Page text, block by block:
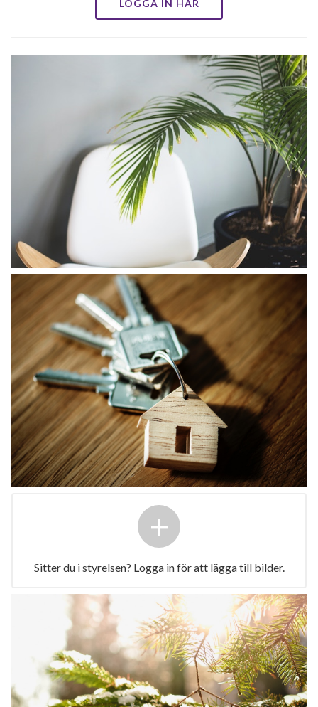
LOGGA IN HÄR
+
Sitter du i styrelsen? Logga in för att lägga till bilder.